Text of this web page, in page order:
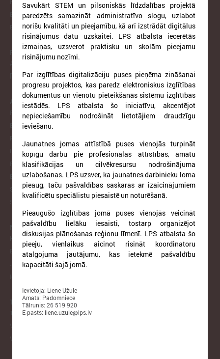
Savukārt STEM un pilsoniskās līdzdalības projektā
paredzēts samazināt administratīvo slogu, uzlabot
norišu kvalitāti un pieejamību, kā arī izstrādāt digitālus
risinājumus datu uzskaitei. LPS atbalsta iecerētās
izmaiņas, uzsverot praktisku un skolām pieejamu
risinājumu nozīmi.
Par izglītības digitalizāciju puses pieņēma zināšanai
progresu projektos, kas paredz elektroniskus izglītības
dokumentus un vienotu pieteikšanās sistēmu izglītības
iestādēs. LPS atbalsta šo iniciatīvu, akcentējot
nepieciešamību nodrošināt lietotājiem draudzīgu
ieviešanu.
Jaunatnes jomas attīstībā puses vienojās turpināt
kopīgu darbu pie profesionālās attīstības, amatu
klasifikācijas un cilvēkresursu nodrošinājuma
uzlabošanas. LPS uzsver, ka jaunatnes darbinieku loma
pieaug, taču pašvaldības saskaras ar izaicinājumiem
kvalificētu speciālistu piesaistē un noturēšanā.
Pieaugušo izglītības jomā puses vienojās veicināt
pašvaldību lielāku iesaisti, tostarp organizējot
diskusijas plānošanas reģionu līmenī. LPS atbalsta šo
pieeju, vienlaikus aicinot risināt koordinatoru
atalgojuma jautājumu, kas ietekmē pašvaldību
kapacitāti šajā jomā.
Ievietoja: Liene Užule
Amats: Padomniece
Tālrunis: 26 519 920
E-pasts: liene.uzule@lps.lv
Eiropas Reģionu Komiteja
EP Vietējo un reģionālo pašvaldību kongress
PROJEKTI
Aktīvie projekti
Īstenotie projekti
APVIENĪBAS
Reģionālo attīstības centru un novadu apvienība
Biedrība "Rīgas metropole"
Pašvaldību izpilddirektoru asociācija
Pašvaldību IKT Asociācija
Bāriņtiesu darbinieku asociācija
Sociālo aprūpes institūciju apvienība
Sociālo dienestu vadītāju apvienība
NODERĪGI
Klimata zināšanu telpa (NAH)
Bauhaus Latvijā
Jaunatnes lietas
TIEŠRAIDES, VIDEOARHĪVS
Tiešraide